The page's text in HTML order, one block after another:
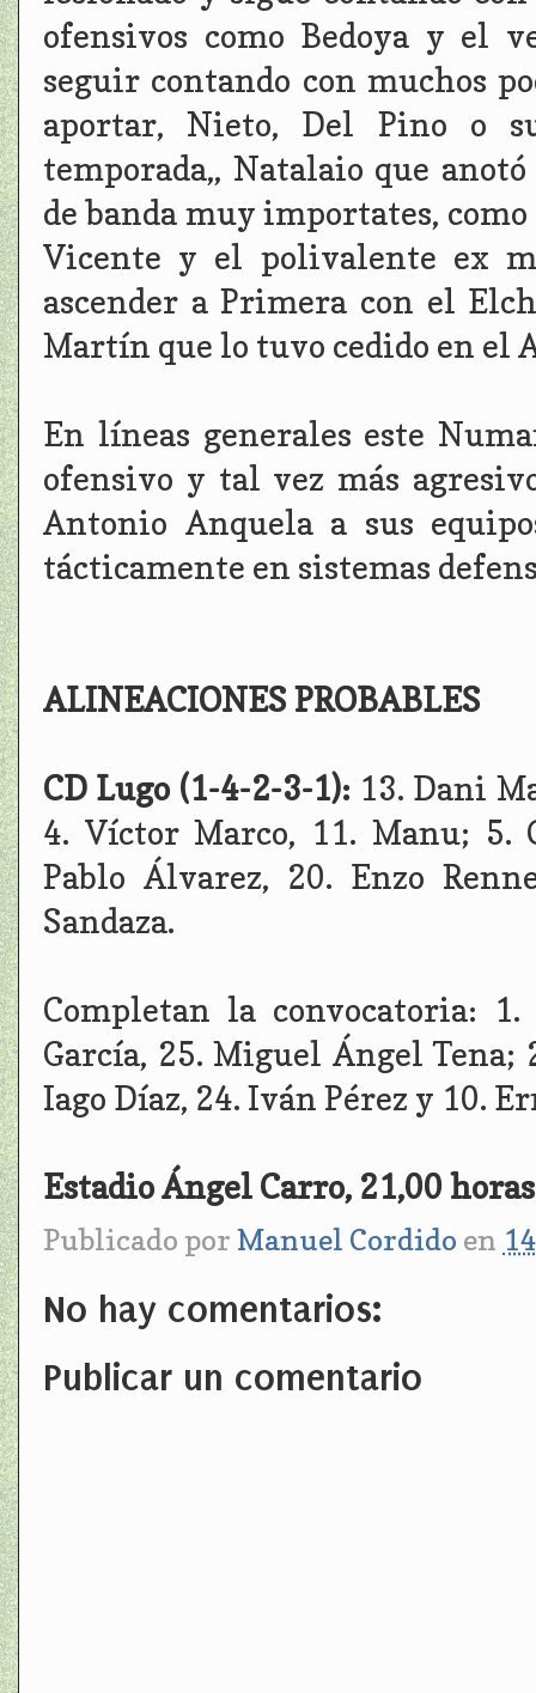
ofensivos como Bedoya y el
seguir contando con muchos
aportar, Nieto, Del Pino o
temporada,, Natalaio que
de banda muy importates,
Vicente y el polivalente ex
ascender a Primera con el
Martín que lo tuvo cedido en el
En líneas generales este
ofensivo y tal vez más
Antonio Anquela a sus
tácticamente en sistemas
ALINEACIONES PROBABLES
CD Lugo (1-4-2-3-1): 13. Dani
4. Víctor Marco, 11. Manu; 5.
Pablo Álvarez, 20. Enzo
Sandaza.
Completan la convocatoria:
García, 25. Miguel Ángel Tena;
Iago Díaz, 24. Iván Pérez y 10.
Estadio Ángel Carro, 21,00
Publicado por Manuel Cordido en
No hay comentarios:
Publicar un comentario